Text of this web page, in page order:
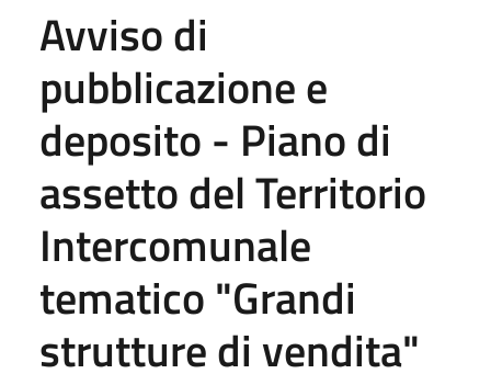
Avviso di
pubblicazione e
deposito - Piano di
assetto del Territorio
Intercomunale
tematico "Grandi
strutture di vendita"